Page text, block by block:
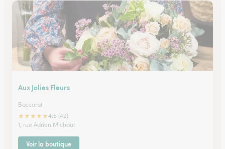
Aux Jolies Fleurs
Baccarat
★★★★★4.6 (42)
1, rue Adrien Michaut
Voir la boutique